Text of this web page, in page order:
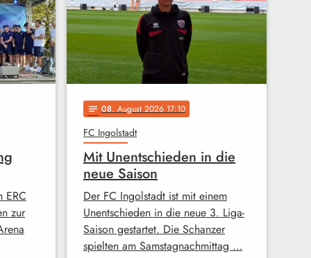
ERC
zur
notes 08. August 2026 17:10
FC Ingolstadt
Mit Unentschieden in die
neue Saison
Der FC Ingolstadt ist mit einem
Unentschieden in die neue 3. Liga-
Saison gestartet. Die Schanzer
spielten am Samstagnachmittag …